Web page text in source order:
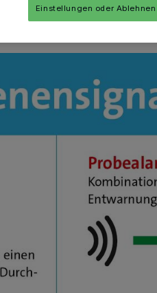
Einstellungen oder Ablehnen